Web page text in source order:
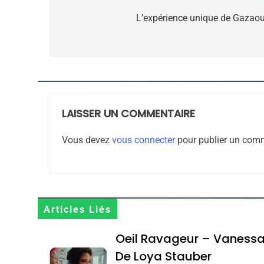
L’expérience unique de
LAISSER UN COMMENTAIRE
Vous devez vous connecterpour publier un
Articles Liés
Oeil Ravageur – Vanessa
De Loya Stauber
CE QUI NOUS
Maroc : Les
Terroir